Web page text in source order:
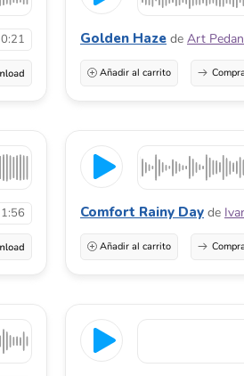
0:21 Golden Haze de Art Pedan
Añadir al carrito
1:56 Comfort Rainy Day de
Añadir al carrito